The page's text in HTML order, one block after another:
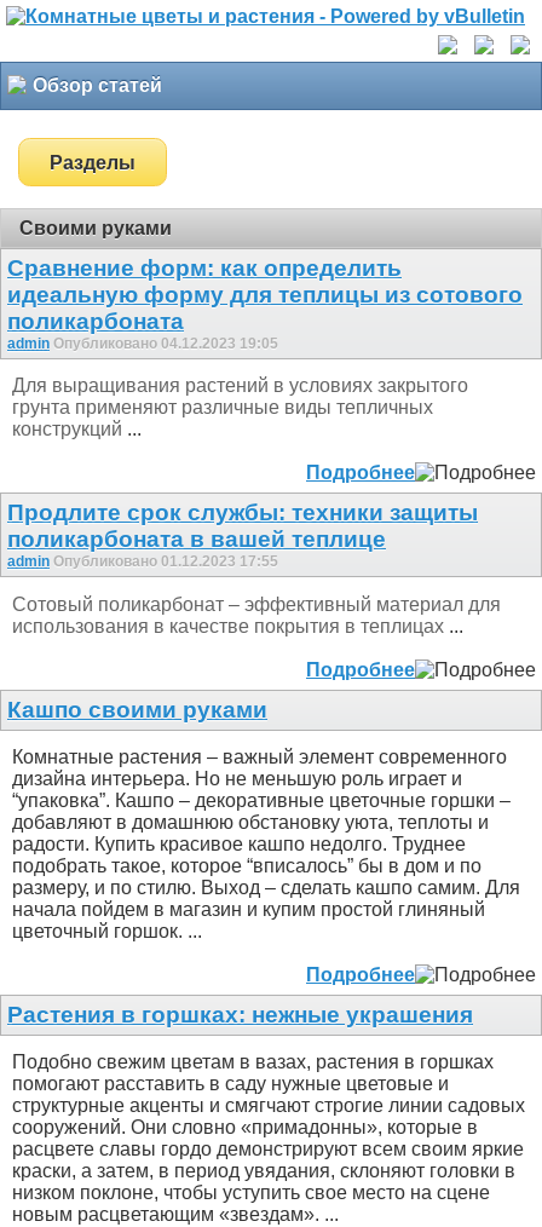
Обзор статей
Разделы
Своими руками
Сравнение форм: как определить
идеальную форму для теплицы из сотового
поликарбоната
admin Опубликовано 04.12.2023 19:05
Для выращивания растений в условиях закрытого
грунта применяют различные виды тепличных
конструкций ...
Подробнее
Продлите срок службы: техники защиты
поликарбоната в вашей теплице
admin Опубликовано 01.12.2023 17:55
Сотовый поликарбонат – эффективный материал для
использования в качестве покрытия в теплицах ...
Подробнее
Кашпо своими руками
Комнатные растения – важный элемент современного
дизайна интерьера. Но не меньшую роль играет и
“упаковка”. Кашпо – декоративные цветочные горшки –
добавляют в домашнюю обстановку уюта, теплоты и
радости. Купить красивое кашпо недолго. Труднее
подобрать такое, которое “вписалось” бы в дом и по
размеру, и по стилю. Выход – сделать кашпо самим. Для
начала пойдем в магазин и купим простой глиняный
цветочный горшок. ...
Подробнее
Растения в горшках: нежные украшения
Подобно свежим цветам в вазах, растения в горшках
помогают расставить в саду нужные цветовые и
структурные акценты и смягчают строгие линии садовых
сооружений. Они словно «примадонны», которые в
расцвете славы гордо демонстрируют всем своим яркие
краски, а затем, в период увядания, склоняют головки в
низком поклоне, чтобы уступить свое место на сцене
новым расцветающим «звездам». ...